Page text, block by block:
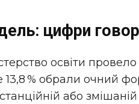
цифри
освіти
% обрали очний
або